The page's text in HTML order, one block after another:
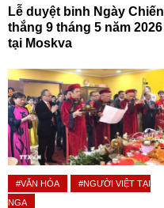
Lễ duyệt binh Ngày Chiến
thắng 9 tháng 5 năm 2026
tại Moskva
#VĂN HÓA
#NGƯỜI VIỆT TẠI
NGA